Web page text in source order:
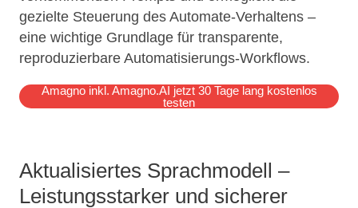
gezielte Steuerung des Automate‑Verhaltens –
eine wichtige Grundlage für transparente,
reproduzierbare Automatisierungs‑Workflows.
Amagno inkl. Amagno.AI jetzt 30 Tage lang kostenlos
testen
Aktualisiertes Sprachmodell –
Leistungsstarker und sicherer